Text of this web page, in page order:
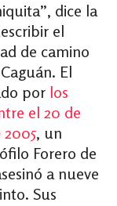
dice la
el
de camino
El
por los
el 20 de
, un
Forero de
a nueve
Sus